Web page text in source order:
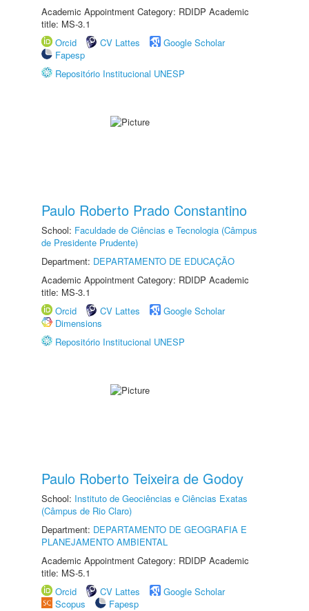
Academic Appointment Category: RDIDP Academic
title: MS-3.1
Orcid
CV Lattes
Google Scholar
Fapesp
Repositório Institucional UNESP
Paulo Roberto Prado Constantino
School: Faculdade de Ciências e Tecnologia (Câmpus
de Presidente Prudente)
Department: DEPARTAMENTO DE EDUCAÇÃO
Academic Appointment Category: RDIDP Academic
title: MS-3.1
Orcid
CV Lattes
Google Scholar
Dimensions
Repositório Institucional UNESP
Paulo Roberto Teixeira de Godoy
School: Instituto de Geociências e Ciências Exatas
(Câmpus de Rio Claro)
Department: DEPARTAMENTO DE GEOGRAFIA E
PLANEJAMENTO AMBIENTAL
Academic Appointment Category: RDIDP Academic
title: MS-5.1
Orcid
CV Lattes
Google Scholar
Scopus
Fapesp